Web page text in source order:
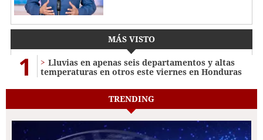
MÁS VISTO
1
Lluvias en apenas seis departamentos y altas
temperaturas en otros este viernes en Honduras
TRENDING